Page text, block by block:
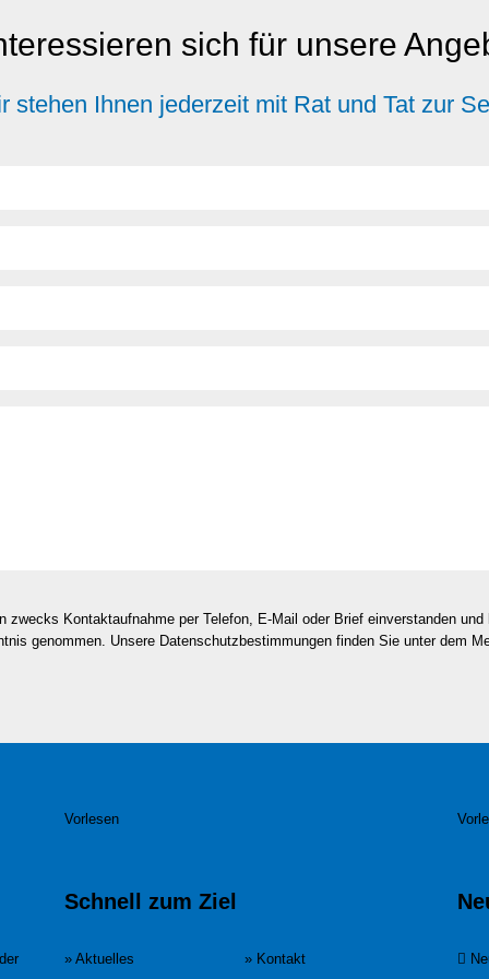
sich für unsere
stehen Ihnen jederzeit mit Rat und Tat zur
zwecks Kontaktaufnahme per Telefon, E-Mail oder Brief einverstanden
genommen. Unsere Datenschutzbestimmungen finden Sie unter dem
Vorlesen
Schnell zum Ziel
» Aktuelles » Kontakt